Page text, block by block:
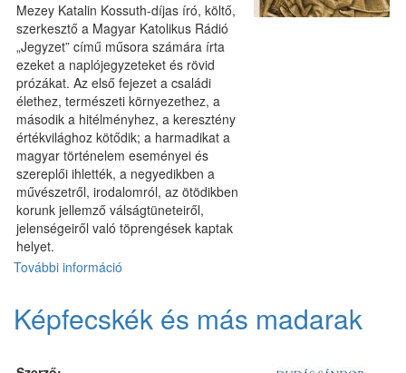
Mezey Katalin Kossuth-díjas író, költő,
szerkesztő a Magyar Katolikus Rádió
„Jegyzet” című műsora számára írta
ezeket a naplójegyzeteket és rövid
prózákat. Az első fejezet a családi
élethez, természeti környezethez, a
második a hitélményhez, a keresztény
értékvilághoz kötődik; a harmadikat a
magyar történelem eseményei és
szereplői ihlették, a negyedikben a
művészetről, irodalomról, az ötödikben
korunk jellemző válságtüneteiről,
jelenségeiről való töprengések kaptak
helyet.
További információ
–
Képfecskék és más madarak